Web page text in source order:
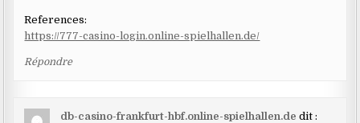
References:
https://777-casino-login.online-spielhallen.de/
Répondre
db-casino-frankfurt-hbf.online-spielhallen.de dit :